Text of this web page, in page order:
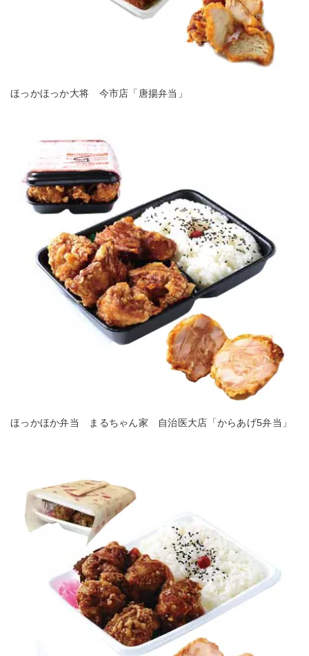
ほっかほっか大将 今市店「唐揚弁当」
ほっかほか弁当 まるちゃん家 自治医大店「からあげ5弁当」